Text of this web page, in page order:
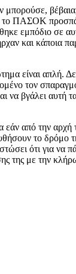
ΠΑΣΟΚ
εμπόδιο σε
και κάποια
είναι απλή.
τον
να βγάλει αυτή
εάν από την αρχή
το δρόμο
ότι για να
της με την